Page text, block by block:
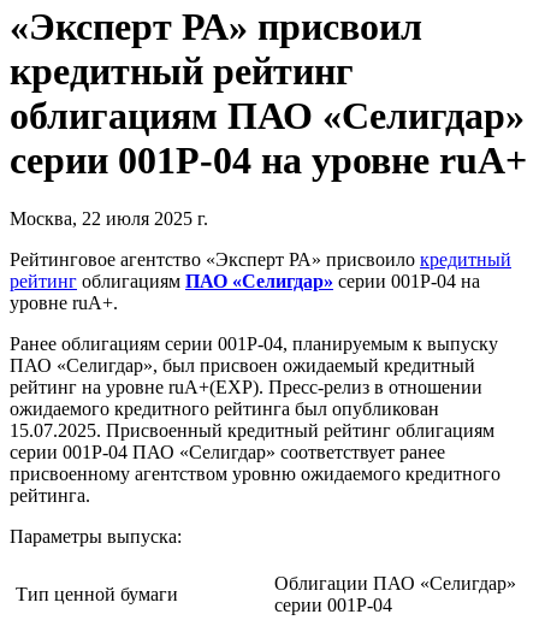
«Эксперт РА» присвоил
кредитный рейтинг
облигациям ПАО «Селигдар»
серии 001Р-04 на уровне ruA+
Москва, 22 июля 2025 г.
Рейтинговое агентство «Эксперт РА» присвоило кредитный
рейтинг облигациям ПАО «Селигдар» серии 001Р-04 на
уровне ruA+.
Ранее облигациям серии 001Р-04, планируемым к выпуску
ПАО «Селигдар», был присвоен ожидаемый кредитный
рейтинг на уровне ruA+(EXP). Пресс-релиз в отношении
ожидаемого кредитного рейтинга был опубликован
15.07.2025. Присвоенный кредитный рейтинг облигациям
серии 001Р-04 ПАО «Селигдар» соответствует ранее
присвоенному агентством уровню ожидаемого кредитного
рейтинга.
Параметры выпуска:
Тип ценной бумаги
Облигации ПАО «Селигдар»
серии 001Р-04